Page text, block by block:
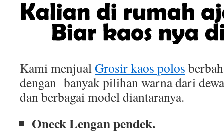
Kami menjualGrosir kaos polos
dengan banyak pilihan warna dari
dan berbagai model diantaranya.
Oneck Lengan pendek.